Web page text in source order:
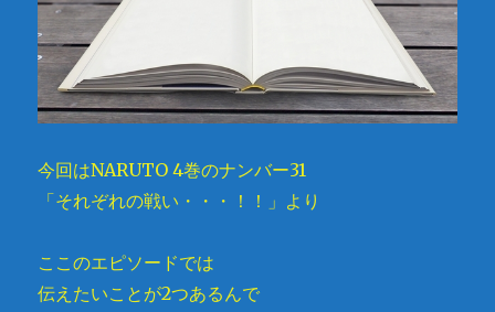
今回はNARUTO 4巻のナンバー31
「それぞれの戦い・・・！！」より
ここのエピソードでは
伝えたいことが2つあるんで